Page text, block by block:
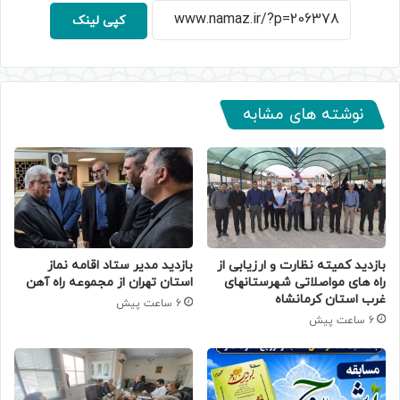
کپی لینک
نوشته های مشابه
بازدید کمیته نظارت و ارزیابی از
راه های مواصلاتی شهرستانهای
غرب استان کرمانشاه
6 ساعت پیش
بازدید مدیر ستاد اقامه نماز
استان تهران از مجموعه راه آهن
6 ساعت پیش